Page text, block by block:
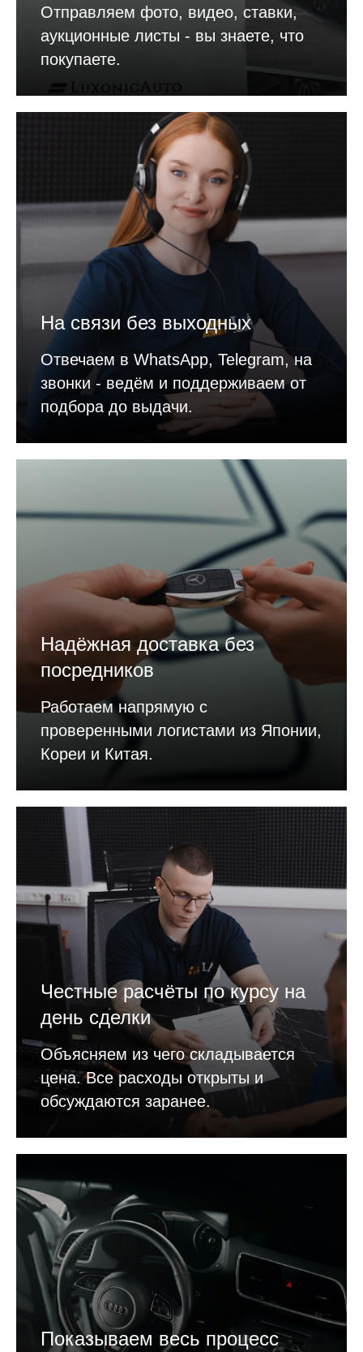
Отправляем фото, видео, ставки,
аукционные листы - вы знаете, что
покупаете.
На связи без выходных
Отвечаем в WhatsApp, Telegram, на
звонки - ведём и поддерживаем от
подбора до выдачи.
Надёжная доставка без
посредников
Работаем напрямую с
проверенными логистами из Японии,
Кореи и Китая.
Честные расчёты по курсу на
день сделки
Объясняем из чего складывается
цена. Все расходы открыты и
обсуждаются заранее.
Показываем весь процесс